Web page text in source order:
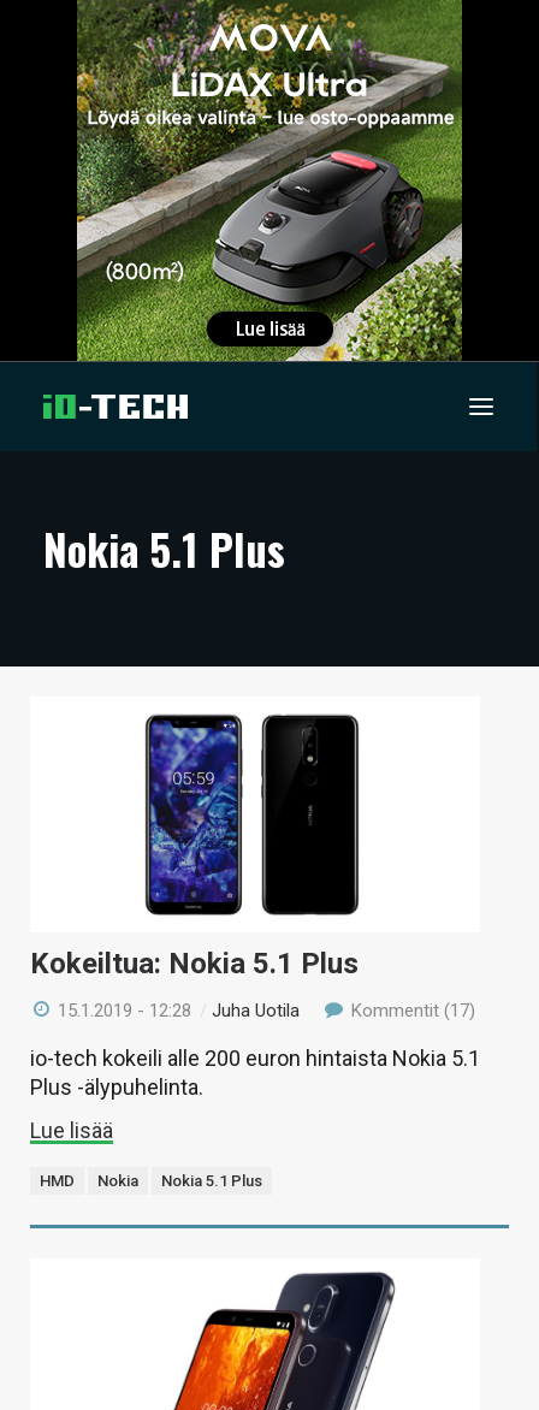
ARTIKKELIT
TECHBBS
Nokia 5.1 Plus
Kokeiltua: Nokia 5.1 Plus
15.1.2019 - 12:28 /Juha Uotila Kommentit (17)
io-tech kokeili alle 200 euron hintaista Nokia 5.1
Plus -älypuhelinta.
Lue lisää
HMD Nokia Nokia 5.1 Plus